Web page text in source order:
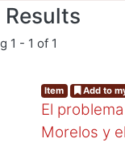
Results
1 - 1 of 1
Item Add to
El
Morelos y